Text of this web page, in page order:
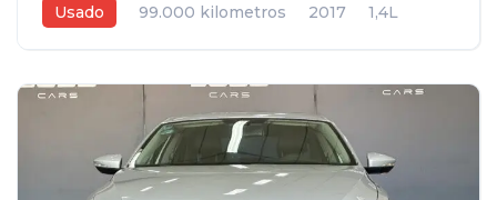
Usado 99.000 kilometros 2017
1,4L